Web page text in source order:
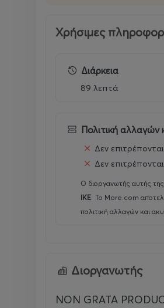
Χρήσιμες
Διάρκεια
89 λεπτά
Πολιτική αλλαγών
Δεν
Δεν
Ο διοργανωτής αυτής
IKE. Το More.com
πολιτική αλλαγών και
Διοργανωτής
NON GRATA